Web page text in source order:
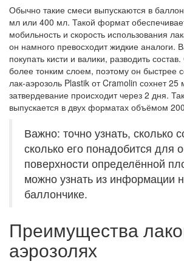
Обычно такие смеси выпускаются в
мл или 400 мл. Такой формат
мобильность и скорость использования
он намного превосходит жидкие аналоги.
покупать кисти и валики, разводить
более тонким слоем, поэтому он быстрее
лак-аэрозоль Plastik от Cramolin сохнет
затвердевание происходит через 2 дня.
выпускается в двух форматах объёмом
Важно: точно узнать, сколько
сколько его понадобится для
поверхности определённой
можно узнать из информации
баллончике.
Преимущества
аэрозолях